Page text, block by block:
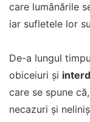
care lumânările
iar sufletele lor
De-a lungul
obiceiuri și
care se spune
necazuri și